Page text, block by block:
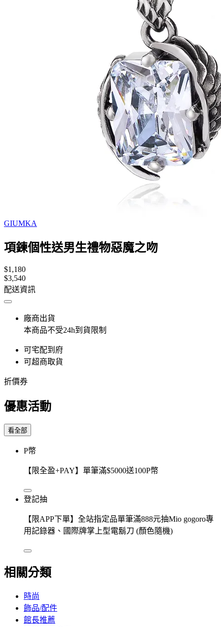
GIUMKA
項鍊個性送男生禮物惡魔之吻
$1,180
$3,540
配送資訊
廠商出貨
本商品不受24h到貨限制
可宅配到府
可超商取貨
折價券
優惠活動
看全部
P幣
【限全盈+PAY】單筆滿$5000送100P幣
登記抽
【限APP下單】全站指定品單筆滿888元抽Mio gogoro專
用記錄器、國際牌掌上型電鬍刀 (顏色隨機)
相關分類
時尚
飾品/配件
館長推薦